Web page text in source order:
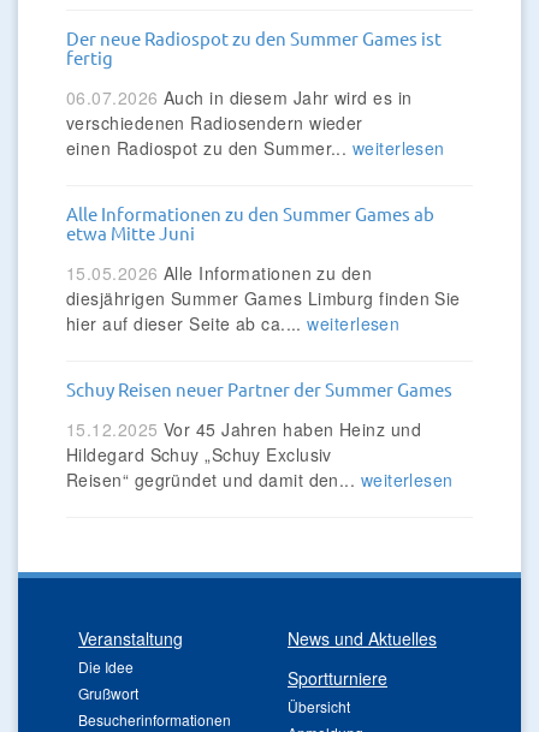
Der neue Radiospot zu den Summer Games ist
fertig
06.07.2026 Auch in diesem Jahr wird es in
verschiedenen Radiosendern wieder
einen Radiospot zu den Summer... weiterlesen
Alle Informationen zu den Summer Games ab
etwa Mitte Juni
15.05.2026 Alle Informationen zu den
diesjährigen Summer Games Limburg finden Sie
hier auf dieser Seite ab ca....weiterlesen
Schuy Reisen neuer Partner der Summer Games
15.12.2025 Vor 45 Jahren haben Heinz und
Hildegard Schuy „Schuy Exclusiv
Reisen“ gegründet und damit den... weiterlesen
Veranstaltung
Die Idee
Grußwort
Besucherinformationen
News und Aktuelles
Sportturniere
Übersicht